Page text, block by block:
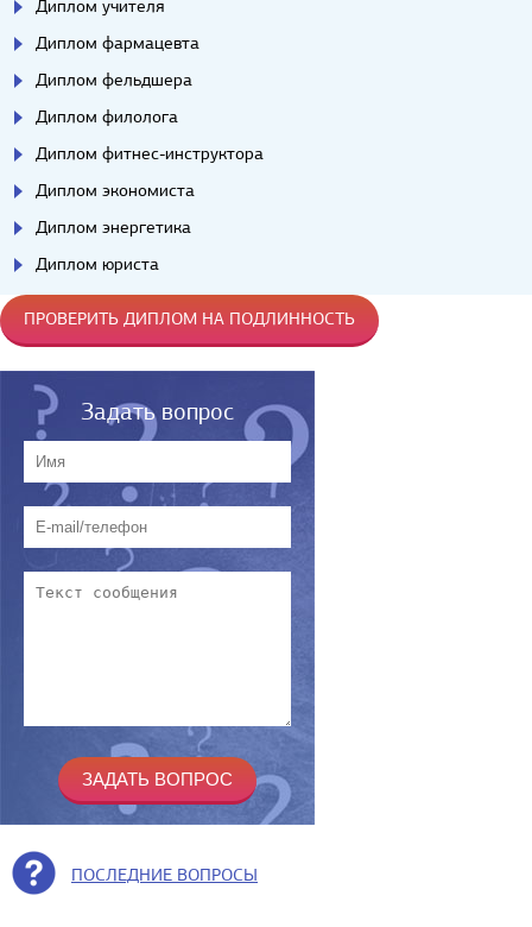
Диплом учителя
Диплом фармацевта
Диплом фельдшера
Диплом филолога
Диплом фитнес-инструктора
Диплом экономиста
Диплом энергетика
Диплом юриста
ПРОВЕРИТЬ ДИПЛОМ НА ПОДЛИННОСТЬ
Задать вопрос
ПОСЛЕДНИЕ ВОПРОСЫ